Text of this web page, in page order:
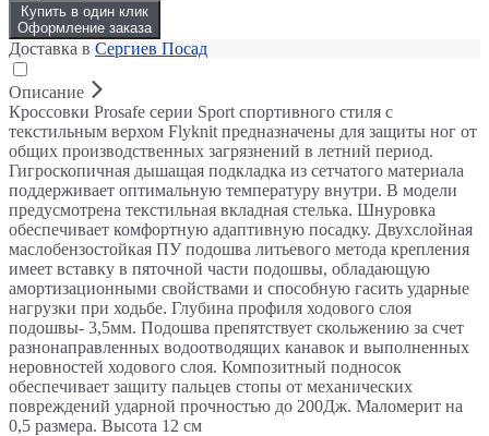
Купить в один клик
Оформление заказа
Доставка в Сергиев Посад
Описание
Кроссовки Prosafe серии Sport спортивного стиля с
текстильным верхом Flyknit предназначены для защиты ног от
общих производственных загрязнений в летний период.
Гигроскопичная дышащая подкладка из сетчатого материала
поддерживает оптимальную температуру внутри. В модели
предусмотрена текстильная вкладная стелька. Шнуровка
обеспечивает комфортную адаптивную посадку. Двухслойная
маслобензостойкая ПУ подошва литьевого метода крепления
имеет вставку в пяточной части подошвы, обладающую
амортизационными свойствами и способную гасить ударные
нагрузки при ходьбе. Глубина профиля ходового слоя
подошвы- 3,5мм. Подошва препятствует скольжению за счет
разнонаправленных водоотводящих канавок и выполненных
неровностей ходового слоя. Композитный подносок
обеспечивает защиту пальцев стопы от механических
повреждений ударной прочностью до 200Дж. Маломерит на
0,5 размера. Высота 12 см